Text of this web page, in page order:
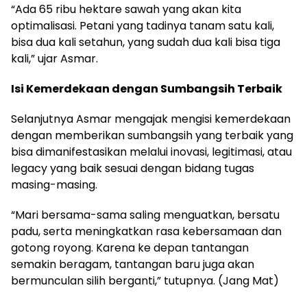
“Ada 65 ribu hektare sawah yang akan kita
optimalisasi. Petani yang tadinya tanam satu kali,
bisa dua kali setahun, yang sudah dua kali bisa tiga
kali,” ujar Asmar.
Isi Kemerdekaan dengan Sumbangsih Terbaik
Selanjutnya Asmar mengajak mengisi kemerdekaan
dengan memberikan sumbangsih yang terbaik yang
bisa dimanifestasikan melalui inovasi, legitimasi, atau
legacy yang baik sesuai dengan bidang tugas
masing-masing.
“Mari bersama-sama saling menguatkan, bersatu
padu, serta meningkatkan rasa kebersamaan dan
gotong royong. Karena ke depan tantangan
semakin beragam, tantangan baru juga akan
bermunculan silih berganti,” tutupnya. (Jang Mat)